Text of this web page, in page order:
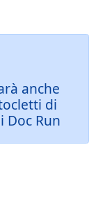
anche
di
Doc Run